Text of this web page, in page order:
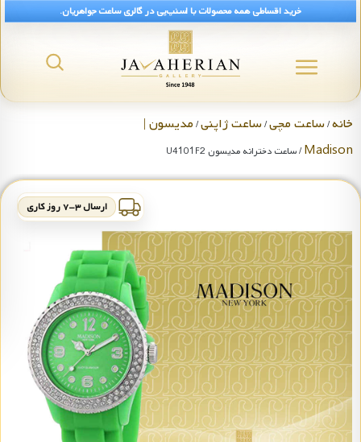
خرید اقساطی همه محصولات با اسنپ‌پی در گالری ساعت جواهریان.
خانه/ساعت مچی/ساعت ژاپنی/ مدیسون |
Madison/ ساعت دخترانه مدیسون U4101F2
ارسال ۳-۷ روز کاری